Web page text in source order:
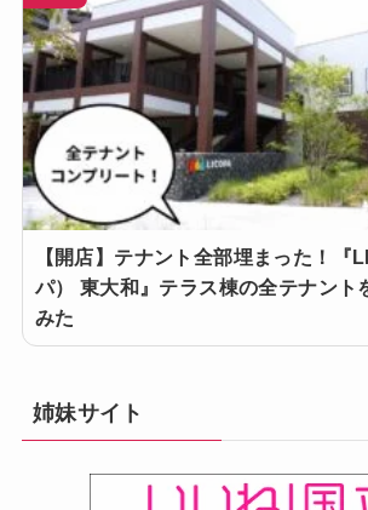
【開店】テナント全部埋まった！『
パ） 東大和』テラス棟の全テナント
みた
姉妹サイト